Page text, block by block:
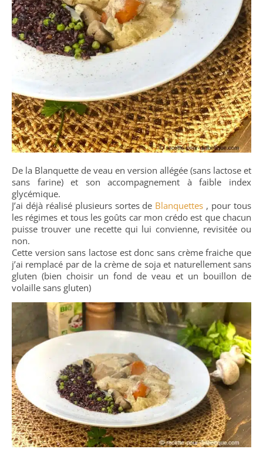
De la Blanquette de veau en version allégée (sans lactose et
sans farine) et son accompagnement à faible index
glycémique.
J’ai déjà réalisé plusieurs sortes de Blanquettes , pour tous
les régimes et tous les goûts car mon crédo est que chacun
puisse trouver une recette qui lui convienne, revisitée ou
non.
Cette version sans lactose est donc sans crème fraiche que
j’ai remplacé par de la crème de soja et naturellement sans
gluten (bien choisir un fond de veau et un bouillon de
volaille sans gluten)